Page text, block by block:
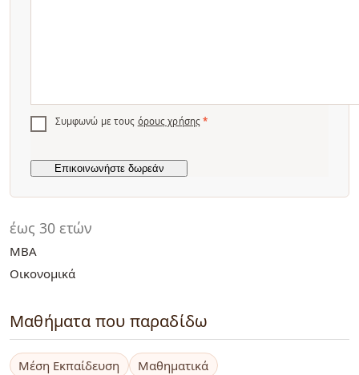
έως 30 ετών
MBA
Οικονομικά
Μαθήματα που παραδίδω
Μέση Εκπαίδευση
Μαθηματικά
Συμφωνώ με τους όρους χρήσης *